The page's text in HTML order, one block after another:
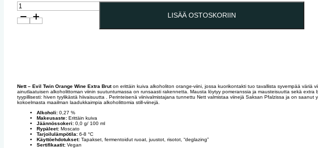
NETT
–
TWIN
ORANGE
LISÄÄ OSTOSKORIIN
viini
määrä
Nett – Evil Twin Orange Wine Extra Bruton erittäin kuiva alkoholiton orange-viini, jossa kuorikontakti tuo tavallista syvempää väriä
ainutlaatuisen alkoholittoman viinin suutuntumassa on runsaasti rakennetta. Mausta löytyy pomeranssia ja mausteisuutta sekä extra
tyypillisesti: hiven tyylikästä hiivaisuutta . Perinteisenä viinivalmistajana tunnettu Nett valmistaa viinejä Saksan Pfalzissa ja on saanut
kokoelmasta maailman laadukkaimpia alkoholittomia still-viinejä.
Alkoholi: 0,27 %
Makeusaste: Erittäin kuiva
Jäännössokeri: 0,0 g/ 100 ml
Rypäleet: Moscato
Tarjoilulämpötila: 6-8 °C
Käyttöehdotukset: Tapakset, fermentoidut ruoat, juustot, risotot, “deglazing”
Sertifikaatit: Vegan